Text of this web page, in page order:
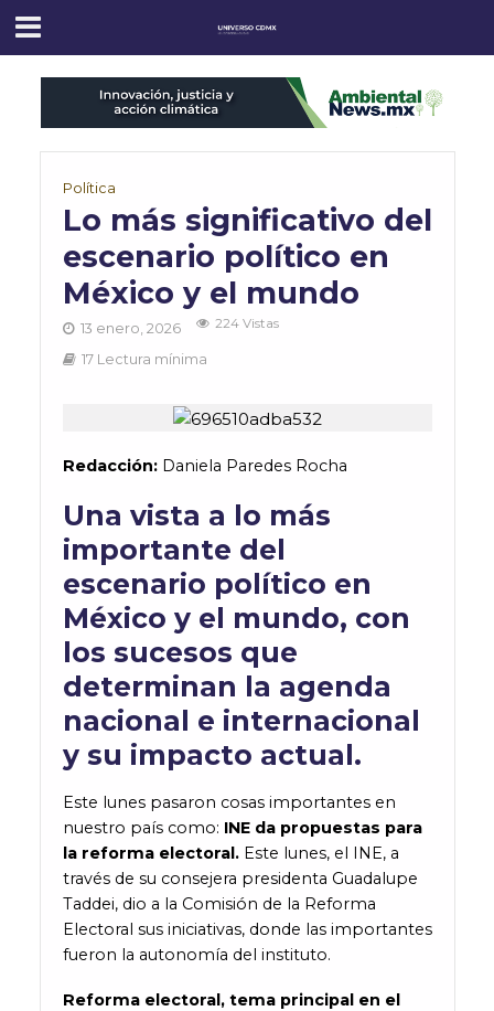
Política
Lo más significativo del
escenario político en
México y el mundo
13 enero, 2026 224 Vistas
17 Lectura mínima
Redacción:Daniela Paredes Rocha
Una vista a lo más
importante del
escenario político en
México y el mundo, con
los sucesos que
determinan la agenda
nacional e internacional
y su impacto actual.
Este lunes pasaron cosas importantes en
nuestro país como: INE da propuestas para
la reforma electoral.Este lunes, el INE, a
través de su consejera presidenta Guadalupe
Taddei, dio a la Comisión de la Reforma
Electoral sus iniciativas, donde las importantes
fueron la autonomía del instituto.
Reforma electoral, tema principal en el